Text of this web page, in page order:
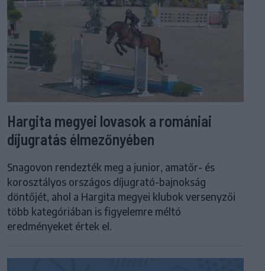
Hargita megyei lovasok a romániai
díjugratás élmezőnyében
Snagovon rendezték meg a junior, amatőr- és
korosztályos országos díjugrató-bajnokság
döntőjét, ahol a Hargita megyei klubok versenyzői
több kategóriában is figyelemre méltó
eredményeket értek el.